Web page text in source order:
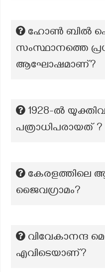
ഹോൺ ബിൽ
സംസ്ഥാനത്തെ
ആഘോഷമാണ്?
1928-ൽ
പത്രാധിപരായത് ?
കേരളത്തിലെ
ജൈവഗ്രാമം?
വിവേകാനന്ദ
എവിടെയാണ്?